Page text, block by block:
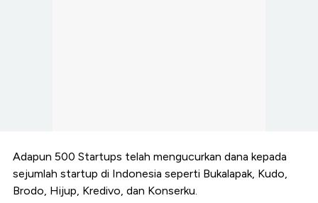
Adapun 500 Startups telah mengucurkan dana kepada
sejumlah startup di Indonesia seperti Bukalapak, Kudo,
Brodo, Hijup, Kredivo, dan Konserku.